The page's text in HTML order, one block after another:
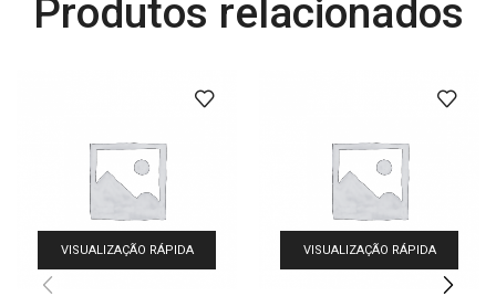
Produtos relacionados
VISUALIZAÇÃO RÁPIDA VISUALIZAÇÃO RÁPIDA